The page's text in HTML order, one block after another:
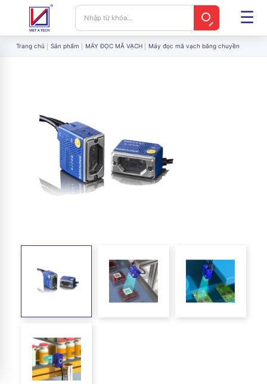
Trang chủ Sản phẩm MÁY ĐỌC MÃ VẠCH Máy đọc mã vạch băng chuyền